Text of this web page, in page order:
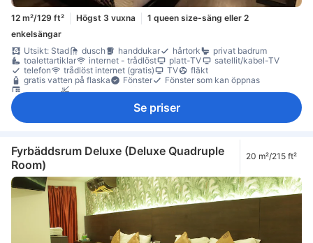
12 m²/129 ft² Högst 3 vuxna
1 queen size-säng eller 2
enkelsängar
Utsikt: Stad
dusch handdukar hårtork
privat badrum
toalettartiklar
internet - trådlöst platt-TV
satellit/kabel-TV
telefon
trådlöst internet (gratis) TV
fläkt
gratis vatten på flaska
Fönster
Fönster som kan öppnas
Se priser
Fyrbäddsrum Deluxe (Deluxe Quadruple
Room)
20 m²/215 ft²